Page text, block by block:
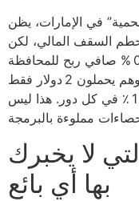
في الإمارات، يظن
سيحطم السقف المالي، لكن
الحقيقة أن المتوسط يظل ثابتًا عند 0.48 % صافي ربح للمحافظة
على الأرباح. أحيانًا يخرجون من اللعبة وهم يحملون 2 دولار فقط
لأن الحافة لا تسمح بزيادة أكثر من 1 ٪ في كل دور. هذا ليس
لا يخبرك
بها أي بائع